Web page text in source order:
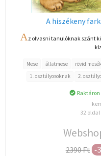
A hiszékeny
Az olvasni tanulóknak szánt
Mese állatmese rövid mesék
1. osztályosoknak
2.
32 oldal
2390 Ft -